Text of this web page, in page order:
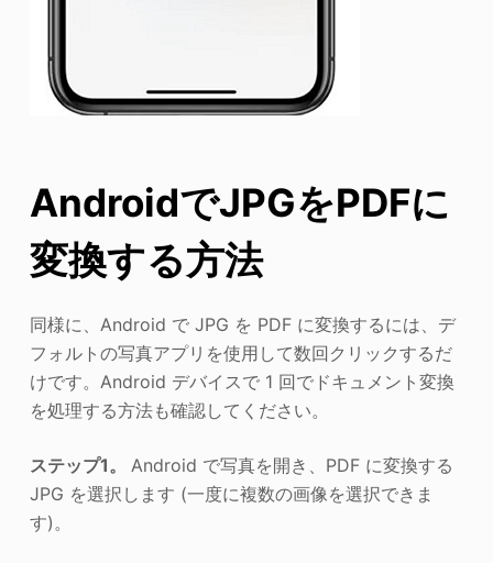
AndroidでJPGをPDFに
変換する方法
同様に、Android で JPG を PDF に変換するには、デ
フォルトの写真アプリを使用して数回クリックするだ
けです。Android デバイスで 1 回でドキュメント変換
を処理する方法も確認してください。
ステップ1。 Android で写真を開き、PDF に変換する
JPG を選択します (一度に複数の画像を選択できま
す)。